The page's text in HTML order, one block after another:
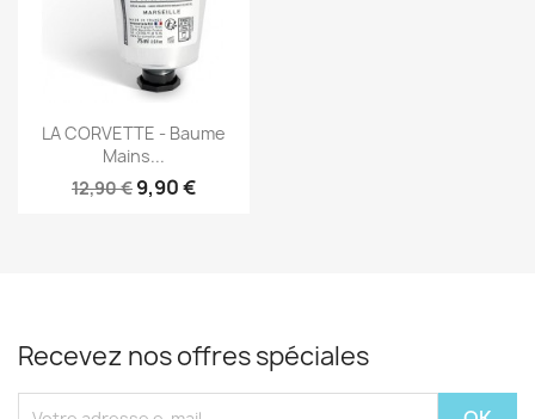
Aperçu rapide
LA CORVETTE - Baume
Mains...
12,90 € 9,90 €
Recevez nos offres spéciales